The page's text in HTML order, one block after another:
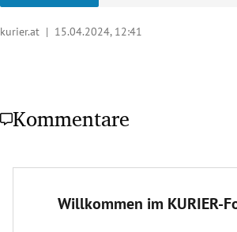
kurier.at | 15.04.2024, 12:41
Kommentare